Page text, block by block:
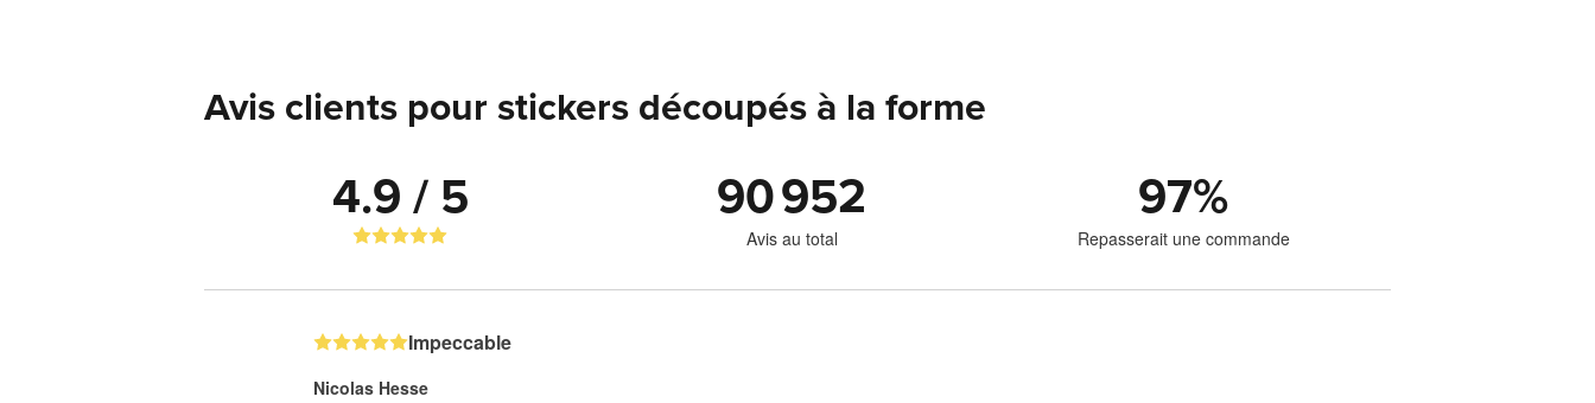
Avis clients pour stickers découpés à la forme
4.9 / 5 90 952
Avis au total
97%
Repasserait une commande
Impeccable
Nicolas Hesse